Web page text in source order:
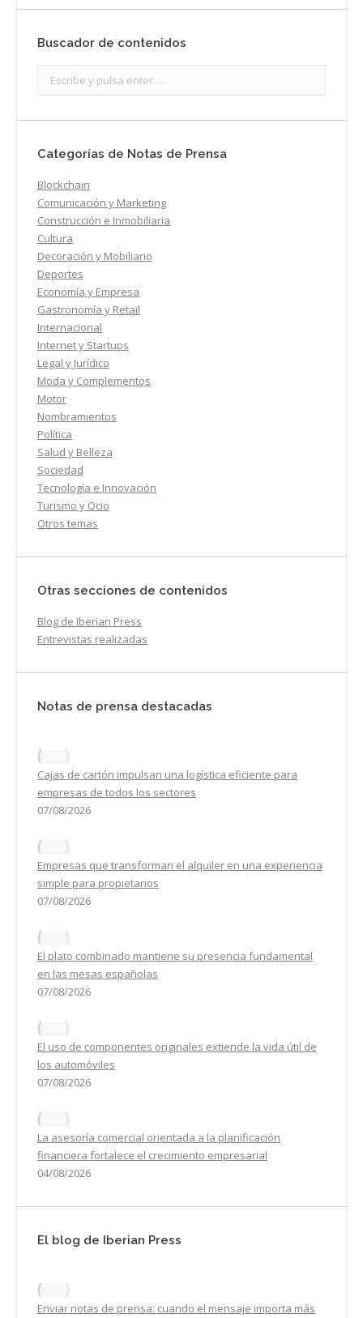
Buscador de contenidos
Categorías de Notas de Prensa
Blockchain
Comunicación y Marketing
Construcción e Inmobiliaria
Cultura
Decoración y Mobiliario
Deportes
Economía y Empresa
Gastronomía y Retail
Internacional
Internet y Startups
Legal y Jurídico
Moda y Complementos
Motor
Nombramientos
Política
Salud y Belleza
Sociedad
Tecnología e Innovación
Turismo y Ocio
Otros temas
Otras secciones de contenidos
Blog de Iberian Press
Entrevistas realizadas
Notas de prensa destacadas
Cajas de cartón impulsan una logística eficiente para
empresas de todos los sectores
07/08/2026
Empresas que transforman el alquiler en una experiencia
simple para propietarios
07/08/2026
El plato combinado mantiene su presencia fundamental
en las mesas españolas
07/08/2026
El uso de componentes originales extiende la vida útil de
los automóviles
07/08/2026
La asesoría comercial orientada a la planificación
financiera fortalece el crecimiento empresarial
04/08/2026
El blog de Iberian Press
Enviar notas de prensa: cuando el mensaje importa más